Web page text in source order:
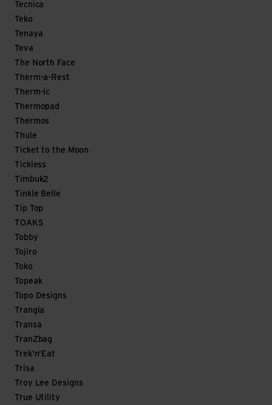
Tecnica
Teko
Tenaya
Teva
The North Face
Therm-a-Rest
Therm-ic
Thermopad
Thermos
Thule
Ticket to the Moon
Tickless
Timbuk2
Tinkle Belle
Tip Top
TOAKS
Tobby
Tojiro
Toko
Topeak
Topo Designs
Trangia
Transa
TranZbag
Trek'n'Eat
Trisa
Troy Lee Designs
True Utility